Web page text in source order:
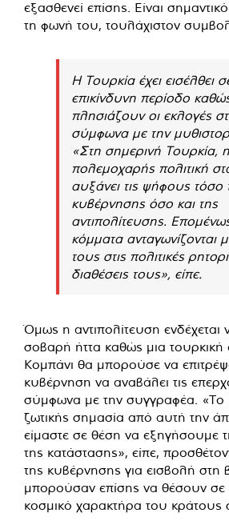
εξασθενεί επίσης. Είναι
τη φωνή του, τουλάχιστον
Η Τουρκία έχει εισέλθει
επικίνδυνη περίοδο
πλησιάζουν οι εκλογές
σύμφωνα με την
«Στη σημερινή Τουρκία, η
πολεμοχαρής πολιτική
αυξάνει τις ψήφους τόσο
κυβέρνησης όσο και της
αντιπολίτευσης.
κόμματα ανταγωνίζονται
τους στις πολιτικές
διαθέσεις τους», είπε.
Όμως η αντιπολίτευση ενδέχεται
σοβαρή ήττα καθώς μια τουρκική
Κομπάνι θα μπορούσε να
κυβέρνηση να αναβάλει τις
σύμφωνα με την συγγραφέα. «Το
ζωτικής σημασία από αυτή την
είμαστε σε θέση να εξηγήσουμε
της κατάστασης», είπε,
της κυβέρνησης για εισβολή στη
μπορούσαν επίσης να θέσουν σε
κοσμικό χαρακτήρα του κράτους